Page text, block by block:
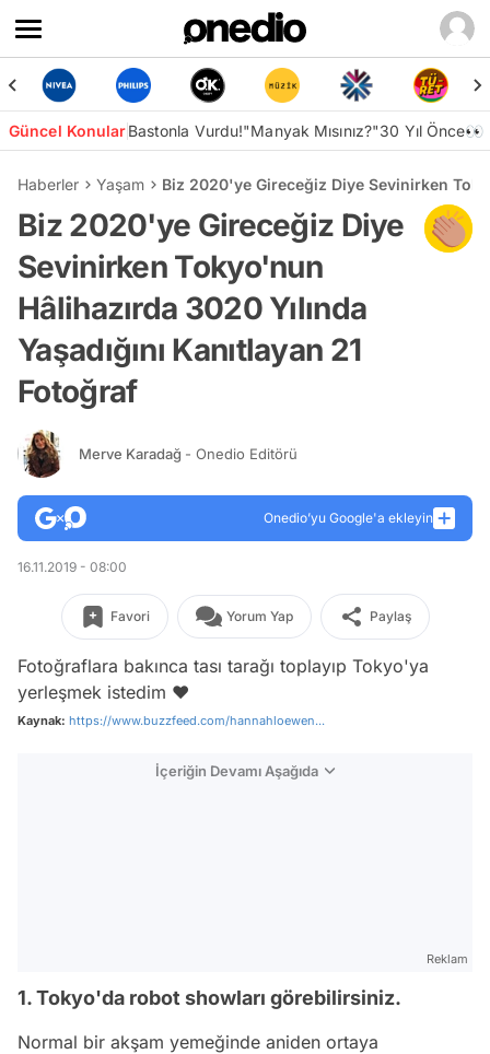
Güncel KonularBastonla Vurdu!"Manyak Mısınız?"30 Yıl Önce👀
Haberler Yaşam Biz 2020'ye Gireceğiz Diye Sevinirken
Biz 2020'ye Gireceğiz Diye
Sevinirken Tokyo'nun
Hâlihazırda 3020 Yılında
Yaşadığını Kanıtlayan 21
Fotoğraf
Merve Karadağ - Onedio Editörü
Onedio’yu Google'a ekleyin
16.11.2019 - 08:00
Favori Yorum Yap Paylaş
Fotoğraflara bakınca tası tarağı toplayıp Tokyo'ya
yerleşmek istedim ❤️
Kaynak: https://www.buzzfeed.com/hannahloewen...
İçeriğin Devamı Aşağıda
Reklam
1. Tokyo'da robot showları görebilirsiniz.
Normal bir akşam yemeğinde aniden ortaya